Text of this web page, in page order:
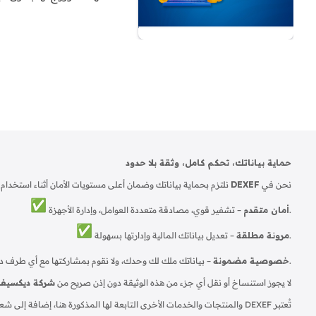
حماية بياناتك، تحكم كامل، وثقة بلا حدود
نحن في DEXEF نلتزم بحماية بياناتك وضمان أعلى مستويات الأمان أثناء
أمان متقدم– تشفير قوي، مصادقة متعددة العوامل، وإدارة الأجهزة.
مرونة مطلقة– تعديل بياناتك المالية وإدارتها بسهولة.
خصوصية مضمونة– بياناتك ملك لك وحدك، ولا نقوم بمشاركتها مع أي طرف دون إذنك.
لا يجوز استنساخ أو نقل أي جزء من هذه الوثيقة دون إذن صريح من شركة
تُعتبر DEXEF والمنتجات والخدمات الأخرى التابعة لها المذكورة هنا، إضافة إلى شعاراتها، علامات تجارية أو علامات تجارية مسجلة لـ DEXEF (أو إحدى شركاتها التابعة) في ألمانيا ودول أخرى.